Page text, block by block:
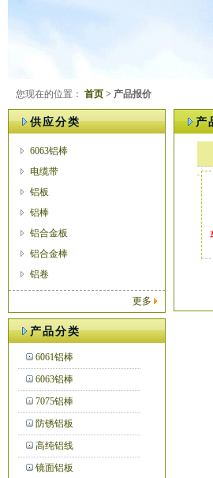
您现在的位置： 首页 > 产品报价
供应分类
6063铝棒
电缆带
铝板
铝棒
铝合金板
铝合金棒
铝卷
更多
产品分类
6061铝棒
6063铝棒
7075铝棒
防锈铝板
高纯铝线
镜面铝板
产